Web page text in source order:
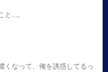
と…。
くなって、俺を誘惑してるっ